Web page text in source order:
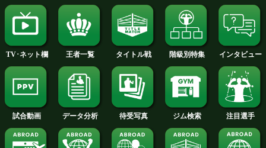
試合の詳細へ
地獄の白浜キャンプ井岡ジム動画